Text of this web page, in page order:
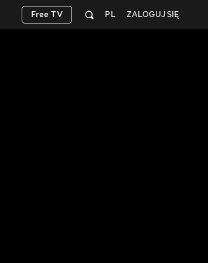
ZALOGUJ SIĘ
PL
Free TV